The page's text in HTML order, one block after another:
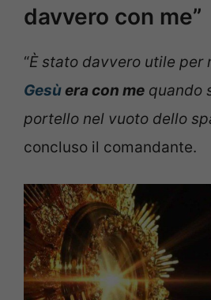
davvero con me”
“È stato davvero utile per
Gesùera con me quando
portello nel vuoto dello
concluso il comandante.